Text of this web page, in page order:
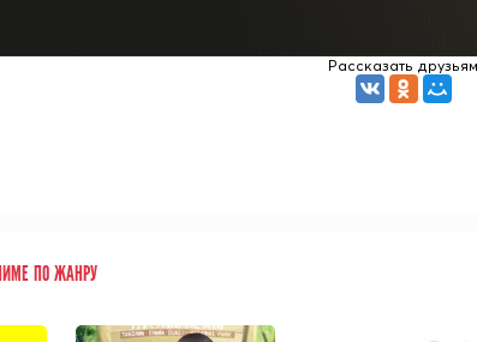
Рассказать друзьям
ПО ЖАНРУ